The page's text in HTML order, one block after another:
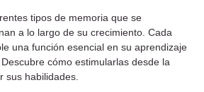
tipos de memoria que se
a lo largo de su crecimiento. Cada
una función esencial en su aprendizaje
cómo estimularlas desde la
sus habilidades.